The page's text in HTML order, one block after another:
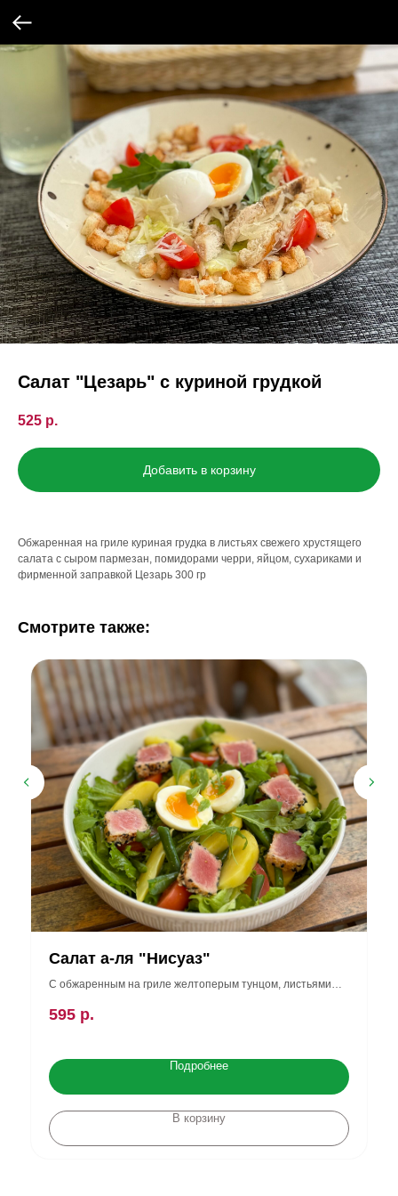
Салат "Цезарь" с куриной грудкой
525 р.
Добавить в корзину
Обжаренная на гриле куриная грудка в листьях свежего хрустящего
салата с сыром пармезан, помидорами черри, яйцом, сухариками и
фирменной заправкой Цезарь 300 гр
Смотрите также:
Салат а-ля "Нисуаз"
С обжаренным на гриле желтоперым тунцом, листьями
яйцом, под медово-горчичной заправкой (340 гр)
595 р.
Подробнее
В корзину